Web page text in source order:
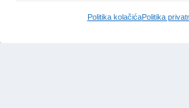
Politika kolačićaPolitika